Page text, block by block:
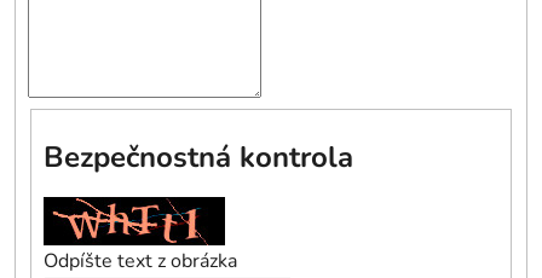
Bezpečnostná kontrola
Odpíšte text z obrázka